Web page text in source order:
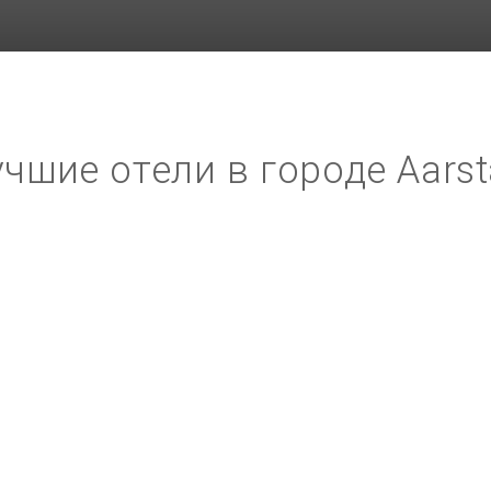
отели в городе